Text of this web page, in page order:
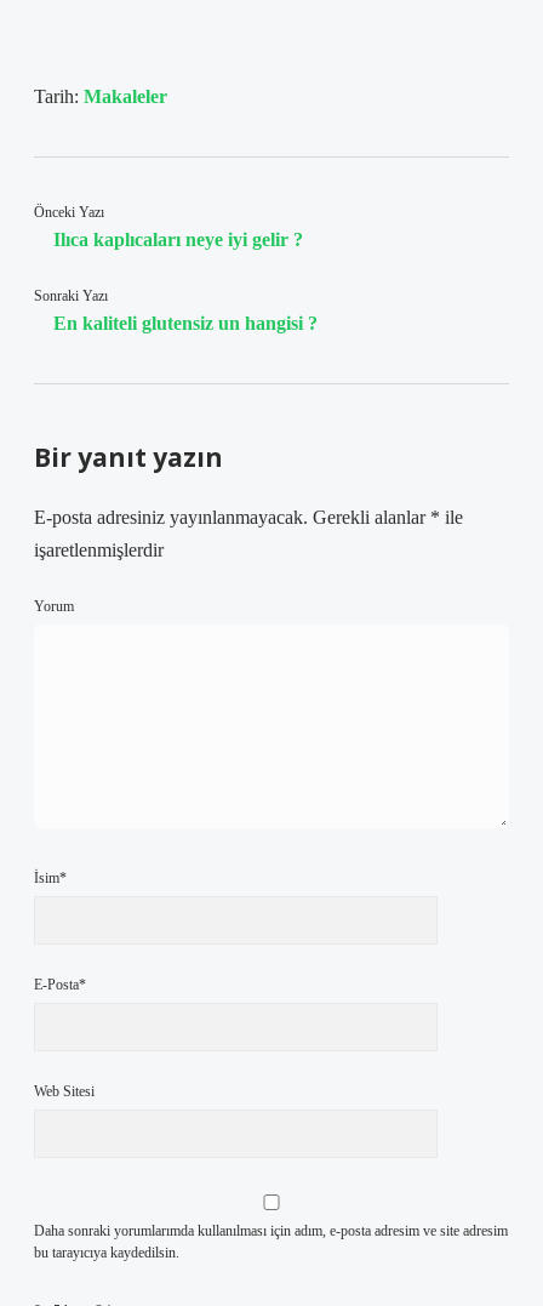
Tarih: Makaleler
Önceki Yazı
Ilıca kaplıcaları neye iyi gelir ?
Sonraki Yazı
En kaliteli glutensiz un hangisi ?
Bir yanıt yazın
E-posta adresiniz yayınlanmayacak. Gerekli alanlar * ile
işaretlenmişlerdir
Yorum
İsim*
E-Posta*
Web Sitesi
Daha sonraki yorumlarımda kullanılması için adım, e-posta adresim ve site adresim
bu tarayıcıya kaydedilsin.